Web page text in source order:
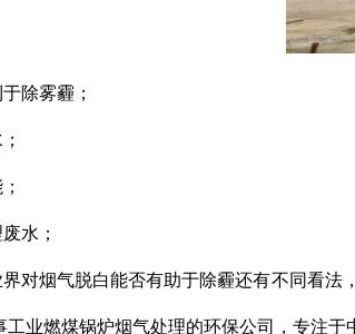
除雾霾；
水；
对烟气脱白能否有助于除霾还有不同看法
工业燃煤锅炉烟气处理的环保公司，专注